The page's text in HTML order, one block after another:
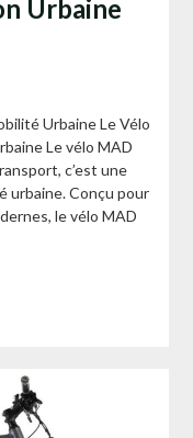
Urbaine
Urbaine Le Vélo
Le vélo MAD
c’est une
urbaine. Conçu pour
le vélo MAD